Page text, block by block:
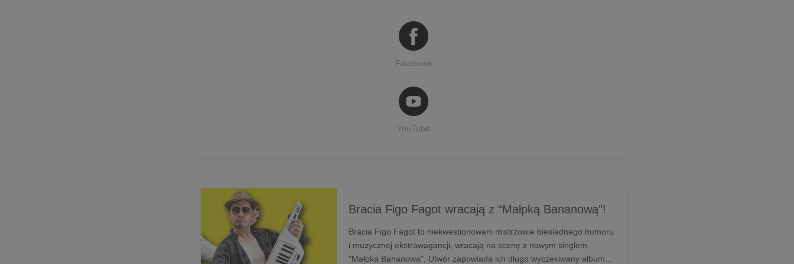
Facebook
YouTube
Bracia Figo Fagot wracają z “Małpką Bananową”!
Bracia Figo Fagot to niekwestionowani mistrzowie biesiadnego humoru
i muzycznej ekstrawagancji, wracają na scenę z nowym singlem
"Małpka Bananowa". Utwór zapowiada ich długo wyczekiwany album,